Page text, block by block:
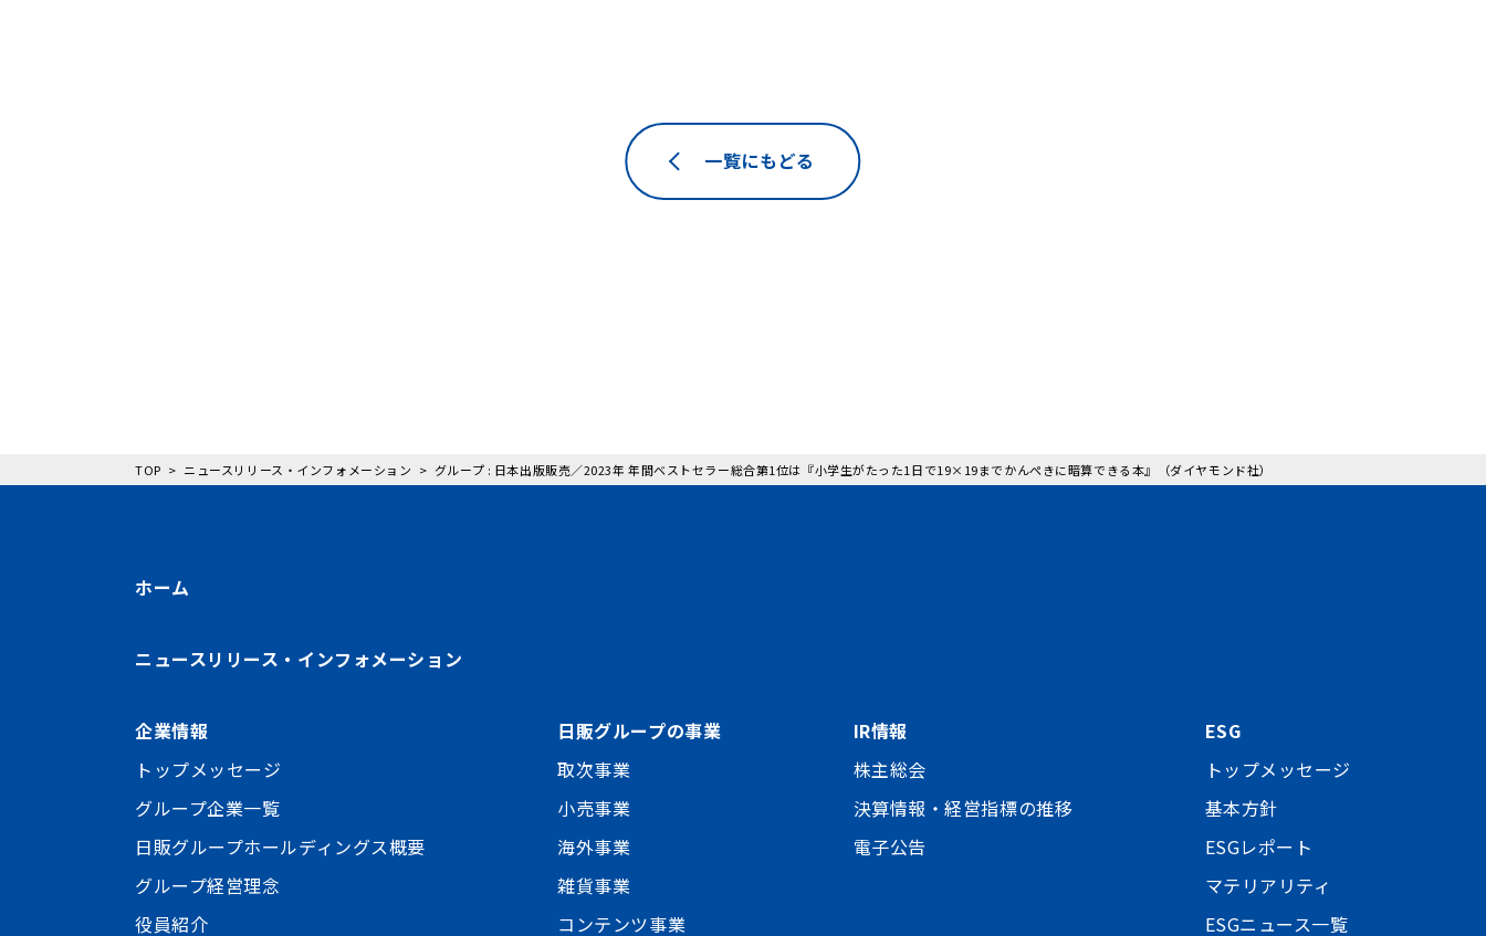
一覧にもどる
TOP ニュースリリース・インフォメーション グループ : 日本出版販売／2023年 年間ベストセラー総合第1位は『小学生がたった1日で19×19までかんぺきに暗算できる本』（ダイヤモンド社）
ホーム
ニュースリリース・インフォメーション
企業情報
トップメッセージ
グループ企業一覧
日販グループホールディングス概要
グループ経営理念
役員紹介
日販グループの事業
取次事業
小売事業
海外事業
雑貨事業
コンテンツ事業
IR情報
株主総会
決算情報・経営指標の推移
電子公告
ESG
トップメッセージ
基本方針
ESGレポート
マテリアリティ
ESGニュース一覧